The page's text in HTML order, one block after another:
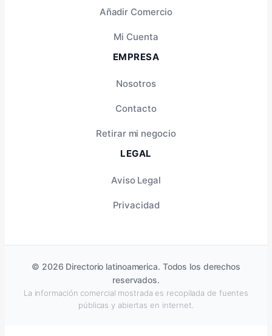
Añadir Comercio
Mi Cuenta
EMPRESA
Nosotros
Contacto
Retirar mi negocio
LEGAL
Aviso Legal
Privacidad
© 2026 Directorio latinoamerica. Todos los derechos
reservados.
La información comercial mostrada es recopilada de fuentes
públicas y abiertas en internet.